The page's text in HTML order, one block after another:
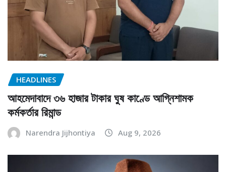
HEADLINES
আহমেদাবাদে ৩৬ হাজার টাকার ঘুষ কাণ্ডে আগ্নিশামক
কর্মকর্তার রিমান্ড
Narendra Jijhontiya Aug 9, 2026